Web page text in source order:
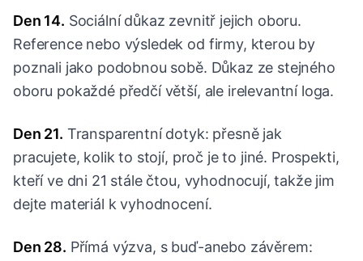
Den 14. Sociální důkaz zevnitř jejich oboru.
Reference nebo výsledek od firmy, kterou by
poznali jako podobnou sobě. Důkaz ze stejného
oboru pokaždé předčí větší, ale irelevantní loga.
Den 21. Transparentní dotyk: přesně jak
pracujete, kolik to stojí, proč je to jiné. Prospekti,
kteří ve dni 21 stále čtou, vyhodnocují, takže jim
dejte materiál k vyhodnocení.
Den 28. Přímá výzva, s buď-anebo závěrem: